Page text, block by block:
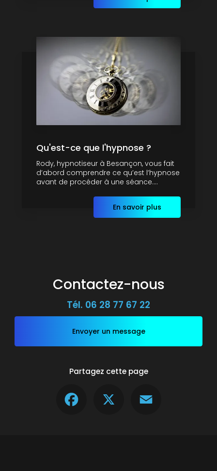
Qu'est-ce que l'hypnose ?
Rody, hypnotiseur à Besançon, vous fait
d’abord comprendre ce qu’est l’hypnose
avant de procéder à une séance....
En savoir plus
Contactez-nous
Tél. 06 28 77 67 22
Envoyer un message
Partagez cette page